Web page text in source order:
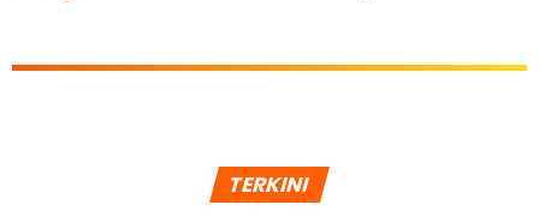
TERKINI